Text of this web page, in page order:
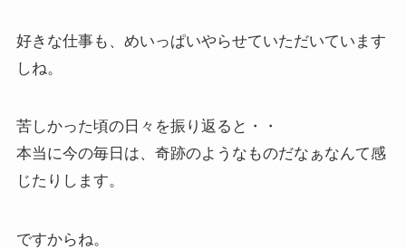
好きな仕事も、めいっぱいやらせていただいています
しね。
苦しかった頃の日々を振り返ると・・
本当に今の毎日は、奇跡のようなものだなぁなんて感
じたりします。
ですからね。